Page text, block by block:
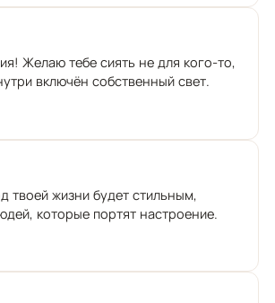
Желаю тебе сиять не для кого-то,
включён собственный свет.
твоей жизни будет стильным,
которые портят настроение.